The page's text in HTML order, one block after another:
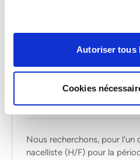
Autoriser tous
Cookies
NACELLISTE (H/F)
Luxembourg
Nous recherchons, pour l'un
nacelliste (H/F) pour la